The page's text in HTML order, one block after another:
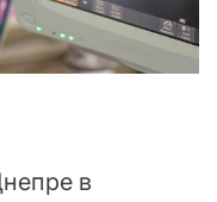
в